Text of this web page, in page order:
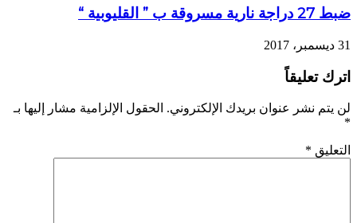
ضبط 27 دراجة نارية مسروقة ب ” القليوبية “
31 ديسمبر، 2017
اترك تعليقاً
لن يتم نشر عنوان بريدك الإلكتروني. الحقول الإلزامية مشار إليها بـ
*
التعليق *